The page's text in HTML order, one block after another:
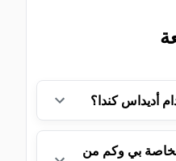
كندا؟
بي وكم من